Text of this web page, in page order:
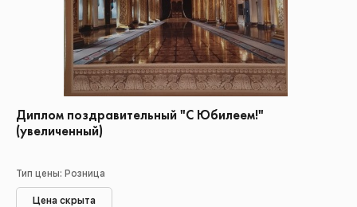
Диплом поздравительный "С Юбилеем!"
(увеличенный)
Тип цены: Розница
Цена скрыта